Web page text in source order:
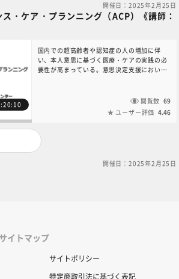
開催日：2025年2月25日
・ケア・プランニング（ACP）《講師：
国内での超高齢者や認知症の人の増加に伴
い、本人意思に基づく医療・ケアの実践の必
要性が高まっている。意思決定支援において
前指示書との違いについての理解が進まない
など課題がある。本講演は、ACPの考えが生
まれた背景や実践のありかた等の基本的理解
ンツに関するお問い合わせは、6NC共通教育
講座中央事務局（6nc-
閲覧数 69
ユーザー評価 4.46
開催日：2025年2月25日
イトマップ
サイトポリシー
特定商取引法に基づく表記